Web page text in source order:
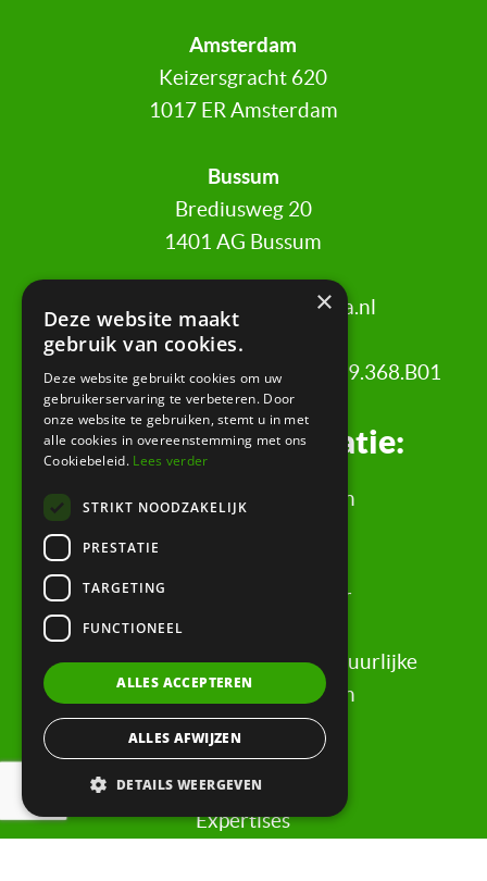
Amsterdam
Keizersgracht 620
1017 ER Amsterdam
Bussum
Brediusweg 20
1401 AG Bussum
020 521 6699 | info@certa.nl
KvK: 34342484 | BTW nr: 8208.79.368.B01
Juridische informatie:
Algemene Voorwaarden
Rechtsgebiedenregister
Evaluatieformulier
Rechten & informatie voor natuurlijke
personen, wederpartijen
Snel naar:
Expertises
×
Deze website maakt
gebruik van cookies.
Deze website gebruikt cookies om uw
gebruikerservaring te verbeteren. Door
onze website te gebruiken, stemt u in met
alle cookies in overeenstemming met ons
Cookiebeleid. Lees verder
STRIKT NOODZAKELIJK
PRESTATIE
TARGETING
FUNCTIONEEL
ALLES ACCEPTEREN
ALLES AFWIJZEN
DETAILS WEERGEVEN